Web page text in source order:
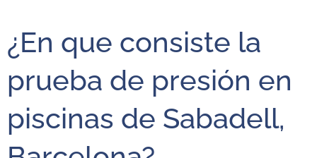
¿En que consiste la
prueba de presión en
piscinas de Sabadell,